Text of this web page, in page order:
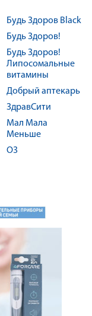
Будь Здоров Black
Будь Здоров!
Будь Здоров!
Липосомальные
витамины
Добрый аптекарь
ЗдравСити
Мал Мала
Меньше
О3